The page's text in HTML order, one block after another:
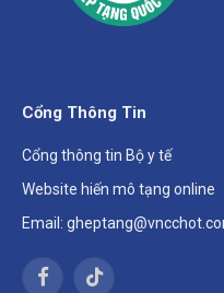
Cổng Thông Tin
Cổng thông tin Bộ y tế
Website hiến mô tạng online
Email:
FacebookTikTok